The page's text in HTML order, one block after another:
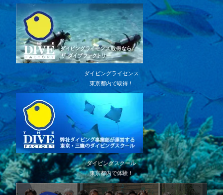
ダイビングライセンス
東京都内で取得！
ダイビングスクール
東京都内で体験！